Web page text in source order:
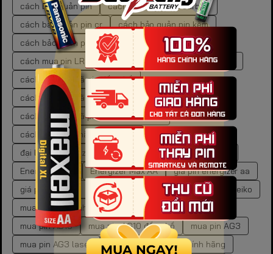
cách bảo quản pin
cách bảo quản pin carbon
cách bảo quản pin cr
cách bảo quản pin kẽm
cách bảo quản pin than
cách lưu trữ pin
cách mua pin LR44 chính hãng
cách tra cứu mã pin
cách tra cứu mã pin đồng hồ
cách tra cứu mã pin đồng hồ chuẩn xác
cách tra cứu mã pin đồng hồ tại nhà
cách xác định mã pin đồng hồ
đại lý pin energizer chính hãng
dung lượng pin aaa
Energizer Max
Energizer Max AA
giá pin energizer aa
giá pin gp aa
kích thước pin aa
mã pin đồng hồ Seiko
mua pin 9V chính hãng
mua pin aa chính hãng
mua pin AG10
mua pin AG10 đồng hồ
mua pin AG3
mua pin AG3 laser
mua pin AG3 laser chính hãng